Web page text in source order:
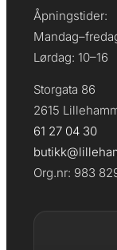
Åpningstider:
Lørdag: 10–16
Storgata 86
2615
61 27 04 30
Org.nr: 983